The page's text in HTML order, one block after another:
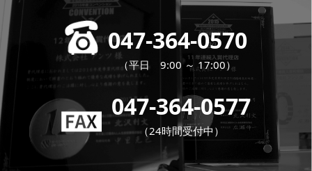
047-364-0570
（平日 9:00 ～ 17:00）
047-364-0577
（24時間受付中）